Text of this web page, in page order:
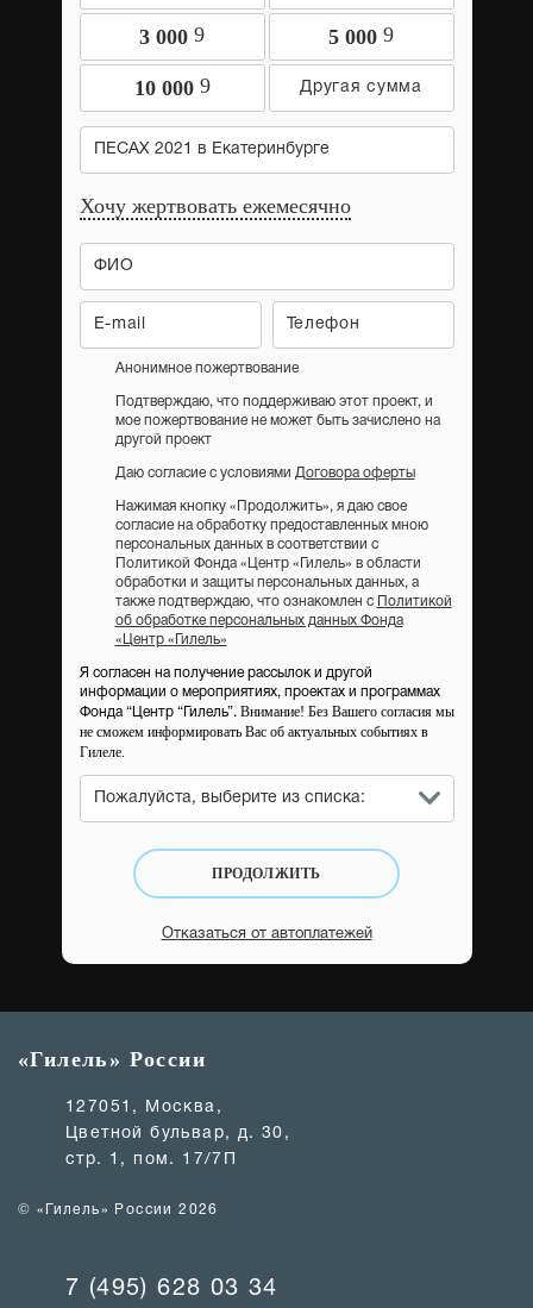
3 000 9 5 000 9
10 000 9
ПЕСАХ 2021 в Екатеринбурге
Хочу жертвовать ежемесячно
Анонимное пожертвование
Подтверждаю, что поддерживаю этот проект, и
мое пожертвование не может быть зачислено на
другой проект
Даю согласие с условиями Договора оферты
Нажимая кнопку «Продолжить», я даю свое
согласие на обработку предоставленных мною
персональных данных в соответствии с
Политикой Фонда «Центр «Гилель» в области
обработки и защиты персональных данных, а
также подтверждаю, что ознакомлен с
Политикой
об обработке персональных данных Фонда
«Центр «Гилель»
Я согласен на получение рассылок и другой
информации о мероприятиях, проектах и программах
Фонда “Центр “Гилель”. Внимание! Без Вашего согласия мы
не сможем информировать Вас об актуальных событиях в
Гилеле.
Пожалуйста, выберите из списка:
ПРОДОЛЖИТЬ
Отказаться от автоплатежей
«Гилель» России
127051, Москва,
Цветной бульвар, д. 30,
стр. 1, пом. 17/7П
© «Гилель» России 2026
7 (495) 628 03 34